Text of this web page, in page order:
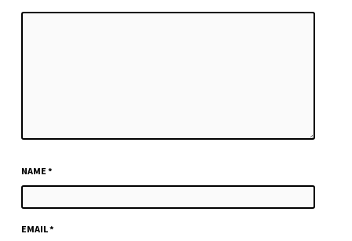
NAME *
EMAIL*